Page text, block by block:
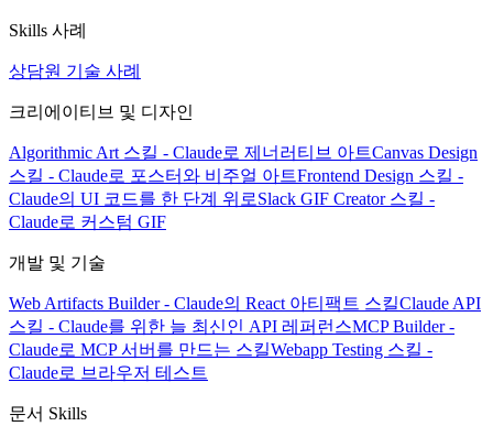
Skills 사례
상담원 기술 사례
크리에이티브 및 디자인
Algorithmic Art 스킬 - Claude로 제너러티브 아트Canvas Design
스킬 - Claude로 포스터와 비주얼 아트Frontend Design 스킬 -
Claude의 UI 코드를 한 단계 위로Slack GIF Creator 스킬 -
Claude로 커스텀 GIF
개발 및 기술
Web Artifacts Builder - Claude의 React 아티팩트 스킬Claude API
스킬 - Claude를 위한 늘 최신인 API 레퍼런스MCP Builder -
Claude로 MCP 서버를 만드는 스킬Webapp Testing 스킬 -
Claude로 브라우저 테스트
문서 Skills